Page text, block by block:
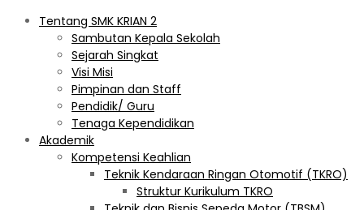
Tentang SMK KRIAN 2
Sambutan Kepala Sekolah
Sejarah Singkat
Visi Misi
Pimpinan dan Staff
Pendidik/ Guru
Tenaga Kependidikan
Akademik
Kompetensi Keahlian
Teknik Kendaraan Ringan Otomotif (TKRO)
Struktur Kurikulum TKRO